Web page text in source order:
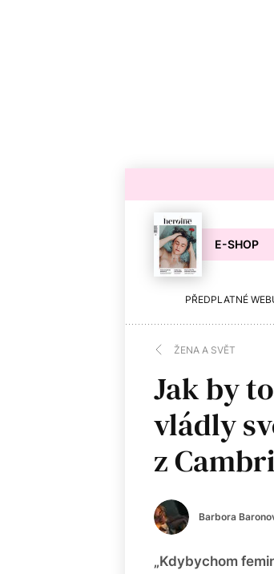
E-SHOP
PŘEDPLATNÉ
ŽENA A SVĚT
Jak by
vládly
z
Barbora
„Kdybychom